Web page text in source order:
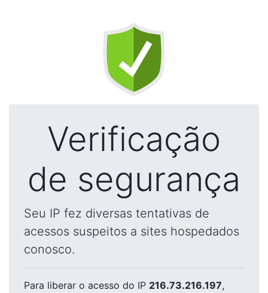
Verificação
de segurança
Seu IP fez diversas tentativas de
acessos suspeitos a sites hospedados
conosco.
Para liberar o acesso do IP 216.73.216.197,